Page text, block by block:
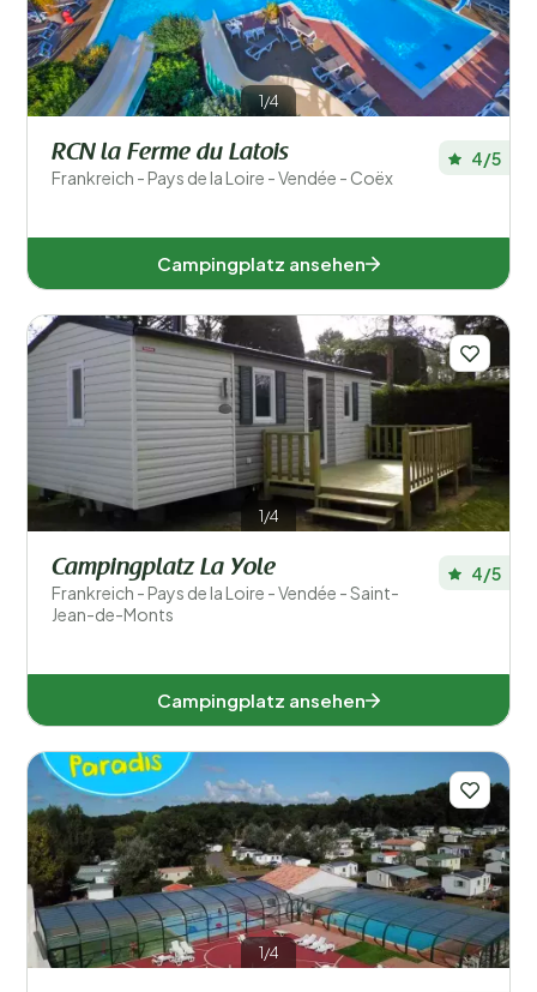
1/4
RCN la Ferme du Latois
Frankreich - Pays de la Loire - Vendée - Coëx
4/5
Campingplatz ansehen
1/4
Campingplatz La Yole
Frankreich - Pays de la Loire - Vendée - Saint-
Jean-de-Monts
4/5
Campingplatz ansehen
1/4